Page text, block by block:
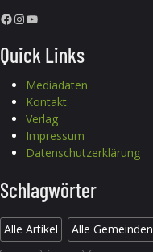
Facebook InstagramYouTube
Quick Links
Mediadaten
Kontakt
Verlag
Impressum
Datenschutzerklärung
Schlagwörter
Alle Artikel Alle Gemeinden